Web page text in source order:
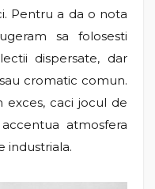
Pentru a da o nota
sa folosesti
dispersate, dar
cromatic comun.
exces, caci jocul de
atmosfera
industriala.